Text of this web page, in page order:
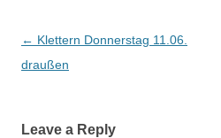
Post
navigation
← Klettern Donnerstag 11.06.
draußen
Leave a Reply